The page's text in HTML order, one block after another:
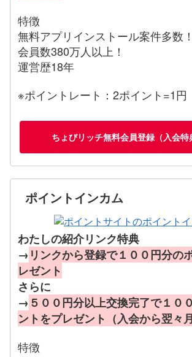
特徴
無料アプリインストール案件多数
会員数380万人以上！
運営歴18年
※ポイントレート：2ポイント=1円
ちょびリッチ無料会員登録（入会特
ポイントインカム
わたしの紹介リンク特典
→ リンクから登録で１００円分の
レゼント
さらに
→ ５００円分以上交換完了で１０
ントをプレゼント（入会から翌々
特徴